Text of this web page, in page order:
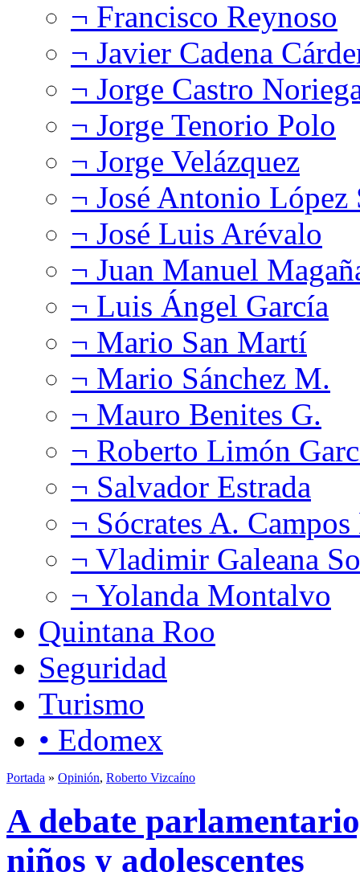
¬ Francisco Reynoso
¬ Javier Cadena
¬ Jorge Castro
¬ Jorge Tenorio Polo
¬ Jorge Velázquez
¬ José Antonio López
¬ José Luis Arévalo
¬ Juan Manuel
¬ Luis Ángel García
¬ Mario San Martí
¬ Mario Sánchez M.
¬ Mauro Benites G.
¬ Roberto Limón
¬ Salvador Estrada
¬ Sócrates A.
¬ Vladimir Galeana
¬ Yolanda Montalvo
Quintana Roo
Seguridad
Turismo
• Edomex
Portada » Opinión, Roberto Vizcaíno
A debate
niños y adolescentes